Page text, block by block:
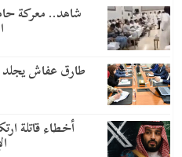
شاهد.. معركة
طارق عفاش يجلد
أخطاء قاتلة